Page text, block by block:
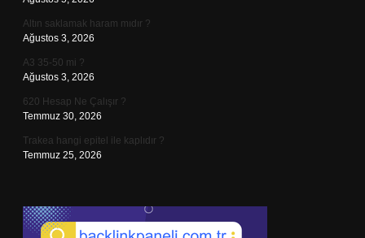
Altın saklamak haram mıdır ?
Ağustos 3, 2026
A3 35-50 mi ?
Ağustos 3, 2026
620 Hesap Ne Çalışır ?
Temmuz 30, 2026
Trakea hangi epitel ile kaplıdır ?
Temmuz 25, 2026